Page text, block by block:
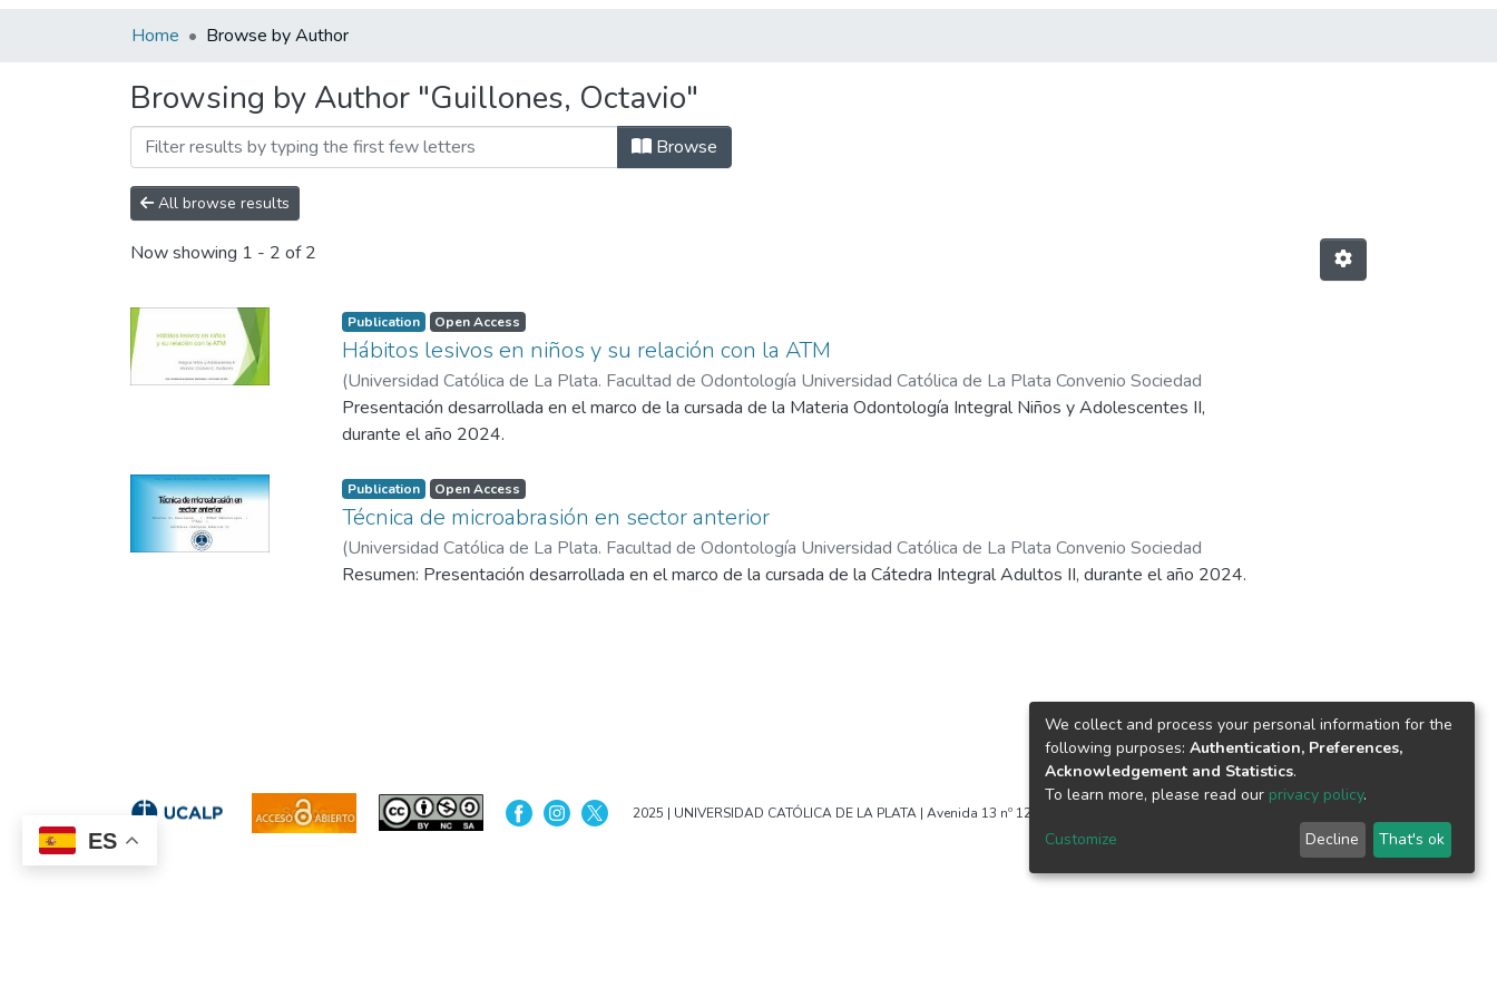
ES
Home Browse by Author
Browsing by Author "Guillones, Octavio"
Browse
All browse results
Now showing 1 - 2 of 2
Publication Open Access
Hábitos lesivos en niños y su relación con la ATM
(Universidad Católica de La Plata. Facultad de Odontología Universidad Católica de La Plata Convenio Sociedad
Odontológica de La Plata.,2024-10-22) Guillones, Octavio;Brea, Alicia C
Presentación desarrollada en el marco de la cursada de la Materia Odontología Integral Niños y Adolescentes II,
durante el año 2024.
Publication Open Access
Técnica de microabrasión en sector anterior
(Universidad Católica de La Plata. Facultad de Odontología Universidad Católica de La Plata Convenio Sociedad
Odontológica de La Plata,2011-11-06 )Guillones, Octavio;de Barrio, Marcelo
Resumen: Presentación desarrollada en el marco de la cursada de la Cátedra Integral Adultos II, durante el año 2024.
2025 | UNIVERSIDAD CATÓLICA DE LA PLATA | Avenida 13 nº 1227 | CP 1900 - La Plata - República Argentina
We collect and process your personal information for the
following purposes: Authentication, Preferences,
Acknowledgement and Statistics.
To learn more, please read our privacy policy.
Customize Decline That's ok